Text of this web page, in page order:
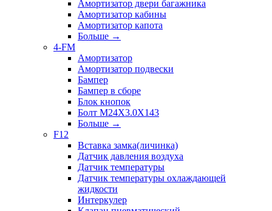
Амортизатор двери багажника
Амортизатор кабины
Амортизатор капота
Больше →
4-FM
Амортизатор
Амортизатор подвески
Бампер
Бампер в сборе
Блок кнопок
Болт M24X3.0X143
Больше →
F12
Вставка замка(личинка)
Датчик давления воздуха
Датчик температуры
Датчик температуры охлаждающей
жидкости
Интеркулер